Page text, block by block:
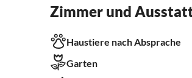
Zimmer und
Haustiere nach Absprache
Garten